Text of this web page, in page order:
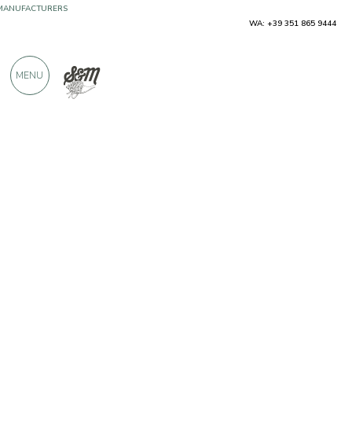
WA: +39 351 865 9444
MENU